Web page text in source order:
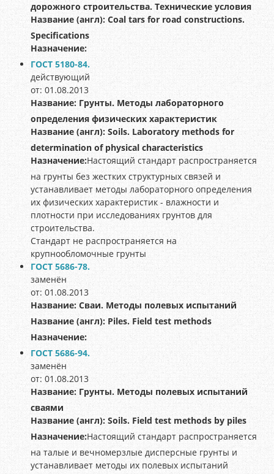
дорожного строительства. Технические условия
Название (англ): Coal tars for road constructions.
Specifications
Назначение:
ГОСТ 5180-84.
действующий
от: 01.08.2013
Название: Грунты. Методы лабораторного
определения физических характеристик
Название (англ): Soils. Laboratory methods for
determination of physical characteristics
Назначение:Настоящий стандарт распространяется
на грунты без жестких структурных связей и
устанавливает методы лабораторного определения
их физических характеристик - влажности и
плотности при исследованиях грунтов для
строительства.
Стандарт не распространяется на
крупнообломочные грунты
ГОСТ 5686-78.
заменён
от: 01.08.2013
Название: Сваи. Методы полевых испытаний
Название (англ): Piles. Field test methods
Назначение:
ГОСТ 5686-94.
заменён
от: 01.08.2013
Название: Грунты. Методы полевых испытаний
сваями
Название (англ): Soils. Field test methods by piles
Назначение:Настоящий стандарт распространяется
на талые и вечномерзлые дисперсные грунты и
устанавливает методы их полевых испытаний